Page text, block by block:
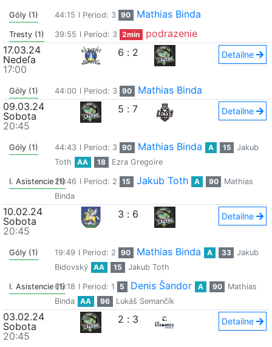
Góly (1) 44:15 I Period: 3 90 Mathias Binda
Tresty (1) 39:55 I Period: 3 2min
podrazenie
17.03.24
Nedeľa
17:00
6 : 2 Detailne
Góly (1) 44:00 I Period: 3 90
Mathias Binda
09.03.24
Sobota
20:45
5 : 7 Detailne
Góly (1) 44:43 I Period: 3 90 Mathias Binda A 15
Jakub
Toth
AA 18 Ezra Gregoire
I. Asistencie (1)26:46 I Period: 2 15 Jakub Toth A 90
Mathias
Binda
10.02.24
Sobota
20:45
3 : 6 Detailne
Góly (1) 19:49 I Period: 2 90 Mathias Binda A 33
Jakub
Bidovský
AA 15 Jakub Toth
I. Asistencie (1)05:18 I Period: 1 5 Denis Šandor A 90
Mathias
Binda
AA 96 Lukáš Semančík
03.02.24
Sobota
20:45
2 : 3 Detailne